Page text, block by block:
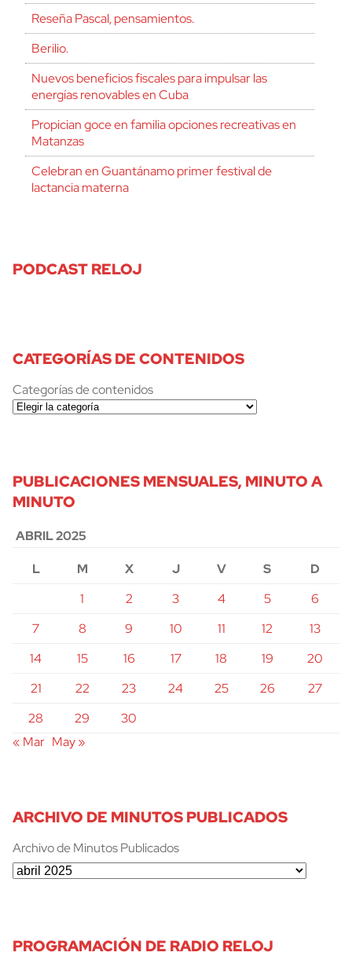
Reseña Pascal, pensamientos.
Berilio.
Nuevos beneficios fiscales para impulsar las
energías renovables en Cuba
Propician goce en familia opciones recreativas en
Matanzas
Celebran en Guantánamo primer festival de
lactancia materna
PODCAST RELOJ
CATEGORÍAS DE CONTENIDOS
Categorías de contenidos
PUBLICACIONES MENSUALES, MINUTO A
MINUTO
ABRIL 2025
L
M X J V S
D
1
2 3 4 5
6
7
8 9 10 11 12
13
14
15 16 17 18 19
20
21
22 23 24 25 26
27
28
29
30
« Mar May »
ARCHIVO DE MINUTOS PUBLICADOS
Archivo de Minutos Publicados
PROGRAMACIÓN DE RADIO RELOJ